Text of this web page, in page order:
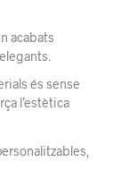
acabats
és sense
l’estètica